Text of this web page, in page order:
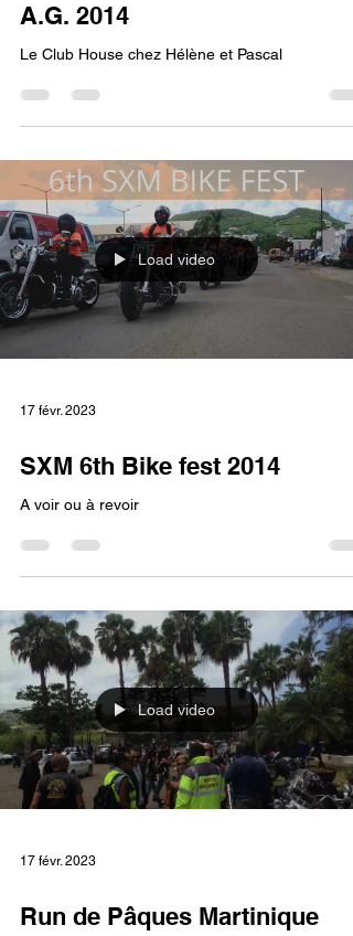
A.G. 2014
Le Club House chez Hélène et Pascal
Load video
SXM 6th Bike fest 2014
A voir ou à revoir
Load video